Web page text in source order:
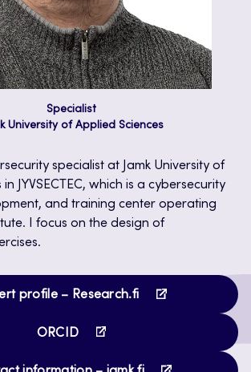
Specialist
University of Applied Sciences
specialist at Jamk University of
JYVSECTEC, which is a cybersecurity
and training center operating
I focus on the design of
profile – Research.fi
Opens
ORCID
Opens